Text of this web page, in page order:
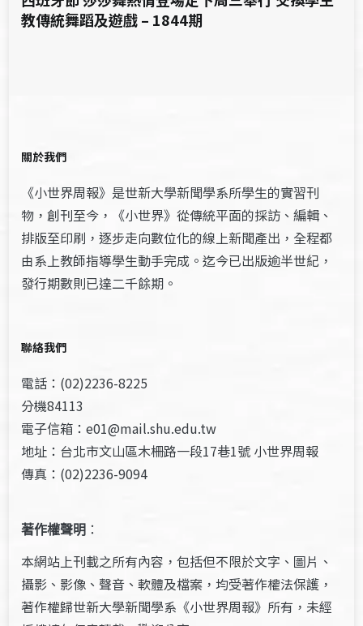
教傳統舞蹈及遊戲 – 1844期
關於我們
《小世界周報》是世新大學新聞學系所學生的實習刊
物，創刊至今，《小世界》從傳統平面的採訪、編輯、
排版至印刷，逐步走向數位化的線上新聞產出，全程都
由系上教師指導學生動手完成。迄今已出版逾半世紀，
發行期數則已達二千餘期。
聯絡我們
電話：(02)2236-8225
分機84113
電子信箱：e01@mail.shu.edu.tw
地址：台北市文山區木柵路一段17巷1號 小世界周報
傳真：(02)2236-9094
著作權聲明 ：
本網站上刊載之所有內容，包括但不限於文字、圖片、
攝影、影像、聲音、軟體及檔案，均受著作權法保護，
著作權歸世新大學新聞學系《小世界周報》所有，未經